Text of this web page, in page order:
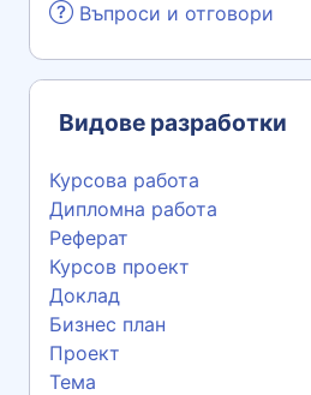
Въпроси и отговори
Видове разработки
Курсова работа
Дипломна работа
Реферат
Курсов проект
Доклад
Бизнес план
Проект
Тема